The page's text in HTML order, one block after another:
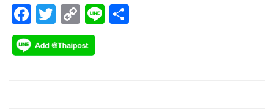
F
ac
e
T
wi
tt
C
o
p
Li